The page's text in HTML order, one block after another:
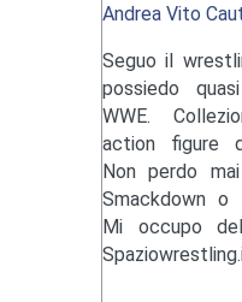
Andrea Vito
Seguo il
possiedo
WWE.
action figure
Non perdo
Smackdown
Mi occupo